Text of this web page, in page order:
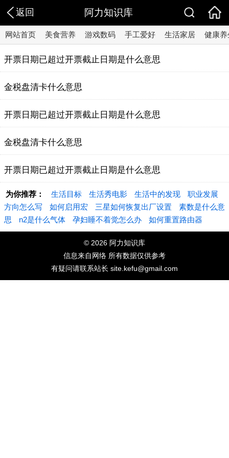
返回 阿力知识库
网站首页 美食营养 游戏数码 手工爱好 生活家居 健康养
开票日期已超过开票截止日期是什么意思
金税盘清卡什么意思
开票日期已超过开票截止日期是什么意思
金税盘清卡什么意思
开票日期已超过开票截止日期是什么意思
为你推荐： 生活目标 生活秀电影 生活中的发现
职业发展
方向怎么写
如何启用宏 三星如何恢复出厂设置
素数是什么意
思
n2是什么气体 孕妇睡不着觉怎么办 如何重置路由器
© 2026 阿力知识库
信息来自网络 所有数据仅供参考
有疑问请联系站长 site.kefu@gmail.com